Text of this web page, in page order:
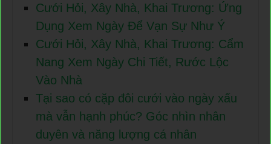
Cưới Hỏi, Xây Nhà, Khai Trương: Ứng
Dụng Xem Ngày Để Vạn Sự Như Ý
Cưới Hỏi, Xây Nhà, Khai Trương: Cẩm
Nang Xem Ngày Chi Tiết, Rước Lộc
Vào Nhà
Tại sao có cặp đôi cưới vào ngày xấu
mà vẫn hạnh phúc? Góc nhìn nhân
duyên và năng lượng cá nhân